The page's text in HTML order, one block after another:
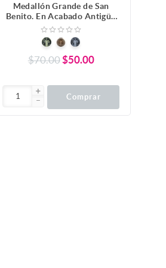
Medallón Grande de San
Benito. En Acabado Antigüo
12 Cm.
$70.00 $50.00
Comprar